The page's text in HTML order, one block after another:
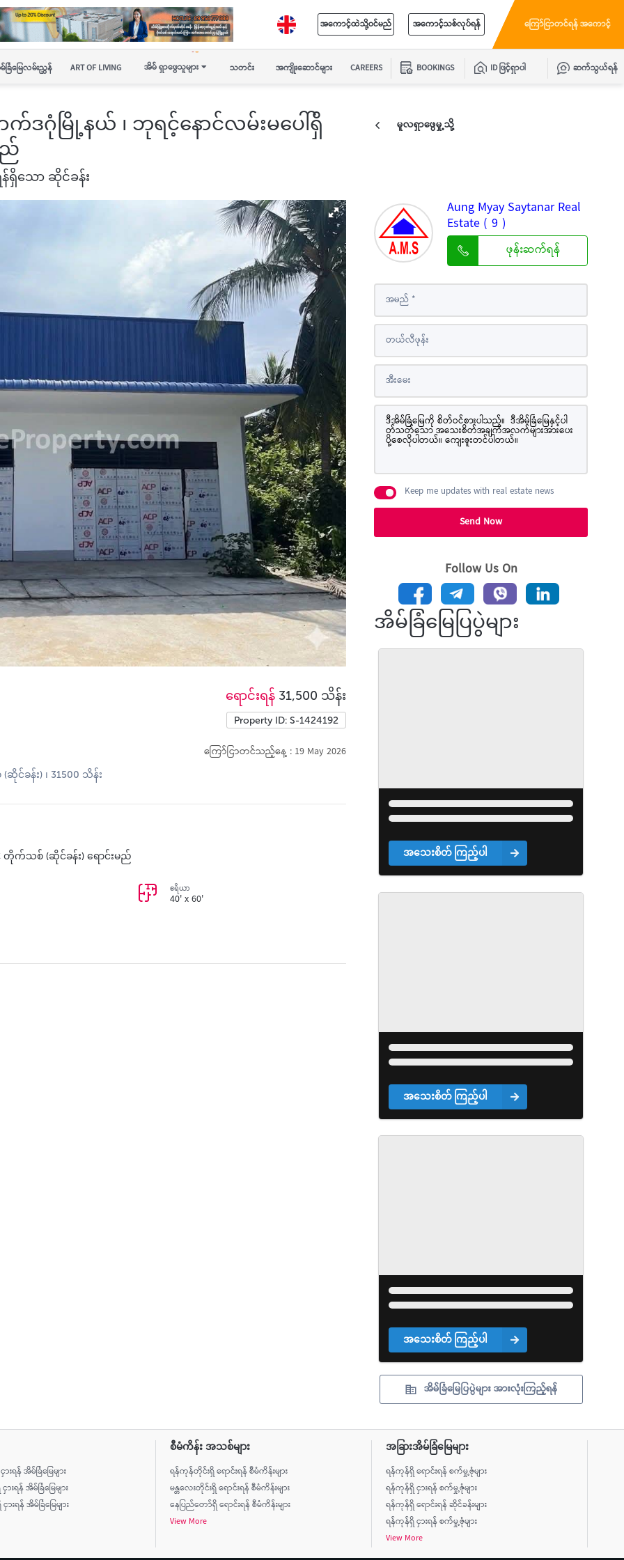
အကောင့်ထဲသို့ဝင်မည် အကောင့်သစ်လုပ်ရန် ကြော်ငြာတင်ရန် အကောင့်
ခြံမြေလမ်းညွှန် ART OF LIVING အိမ် ရှာဖွေသူများ သတင်း အကျိုးဆောင်များ CAREERS BOOKINGS ID ဖြင့်ရှာပါ ဆက်သွယ်ရန်
ောက်ဒဂုံမြို့နယ် ၊ ဘုရင့်နောင်လမ်းမပေါ်ရှိ
ည်
ရှိသော ဆိုင်ခန်း
မူလရှာဖွေမှု့သို့
ရောင်းရန် 31,500 သိန်း
Property ID: S-1424192
ကြော်ငြာတင်သည့်နေ့ : 19 May 2026
င်ခန်း) ၊ 31500 သိန်း
တိုက်သစ် (ဆိုင်ခန်း) ရောင်းမည်
ဧရိယာ
40' x 60'
Aung Myay Saytanar Real
Estate ( 9 )
ဖုန်းဆက်ရန်
Keep me updates with real estate news
Send Now
Follow Us On
အိမ်ခြံမြေပြပွဲများ
အသေးစိတ် ကြည့်ပါ
အသေးစိတ် ကြည့်ပါ
အသေးစိတ် ကြည့်ပါ
အိမ်ခြံမြေပြပွဲများ အားလုံးကြည့်ရန်
ရန် အိမ်ခြံမြေများ
းရန် အိမ်ခြံမြေများ
းရန် အိမ်ခြံမြေများ
စီမံကိန်း အသစ်များ
ရန်ကုန်တိုင်းရှိ ရောင်းရန် စီမံကိန်းများ
မန္တလေးတိုင်းရှိ ရောင်းရန် စီမံကိန်းများ
နေပြည်တော်ရှိ ရောင်းရန် စီမံကိန်းများ
View More
အခြားအိမ်ခြံမြေများ
ရန်ကုန်ရှိ ရောင်းရန် စက်မှု့ဇုံများ
ရန်ကုန်ရှိ ငှားရန် စက်မှု့ဇုံများ
ရန်ကုန်ရှိ ရောင်းရန် ဆိုင်ခန်းများ
ရန်ကုန်ရှိ ငှားရန် စက်မှု့ဇုံများ
View More